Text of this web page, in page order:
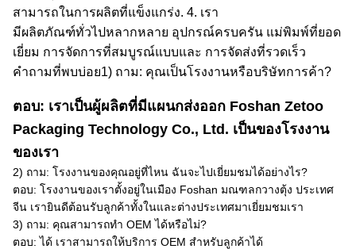
สามารถในการผลิตที่แข็งแกร่ง. 4. เรา
มีผลิตภัณฑ์ทั่วไปหลากหลาย อุปกรณ์ครบครัน แม่พิมพ์ที่ยอด
เยี่ยม การจัดการที่สมบูรณ์แบบและ การจัดส่งที่รวดเร็ว
คำถามที่พบบ่อย1) ถาม: คุณเป็นโรงงานหรือบริษัทการค้า?
ตอบ: เราเป็นผู้ผลิตที่มีแผนกส่งออก Foshan Zetoo
Packaging Technology Co., Ltd. เป็นของโรงงาน
ของเรา
2) ถาม: โรงงานของคุณอยู่ที่ไหน ฉันจะไปเยี่ยมชมได้อย่างไร?
ตอบ: โรงงานของเราตั้งอยู่ในเมือง Foshan มณฑลกวางตุ้ง ประเทศ
จีน เรายินดีต้อนรับลูกค้าทั้งในและต่างประเทศมาเยี่ยมชมเรา
3) ถาม: คุณสามารถทำ OEM ได้หรือไม่?
ตอบ: ได้ เราสามารถให้บริการ OEM สำหรับลูกค้าได้